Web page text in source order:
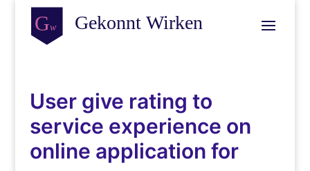
User give rating to
service experience on
online application for